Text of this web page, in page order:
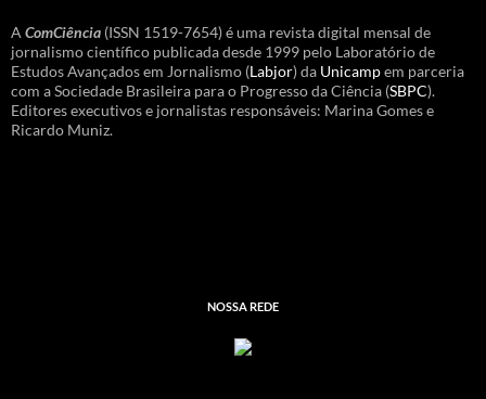
A ComCiência (ISSN 1519-7654) é uma revista digital mensal de
jornalismo científico publicada desde 1999 pelo Laboratório de
Estudos Avançados em Jornalismo (Labjor) da Unicampem parceria
com a Sociedade Brasileira para o Progresso da Ciência (SBPC).
Editores executivos e jornalistas responsáveis: Marina Gomes e
Ricardo Muniz.
NOSSA REDE